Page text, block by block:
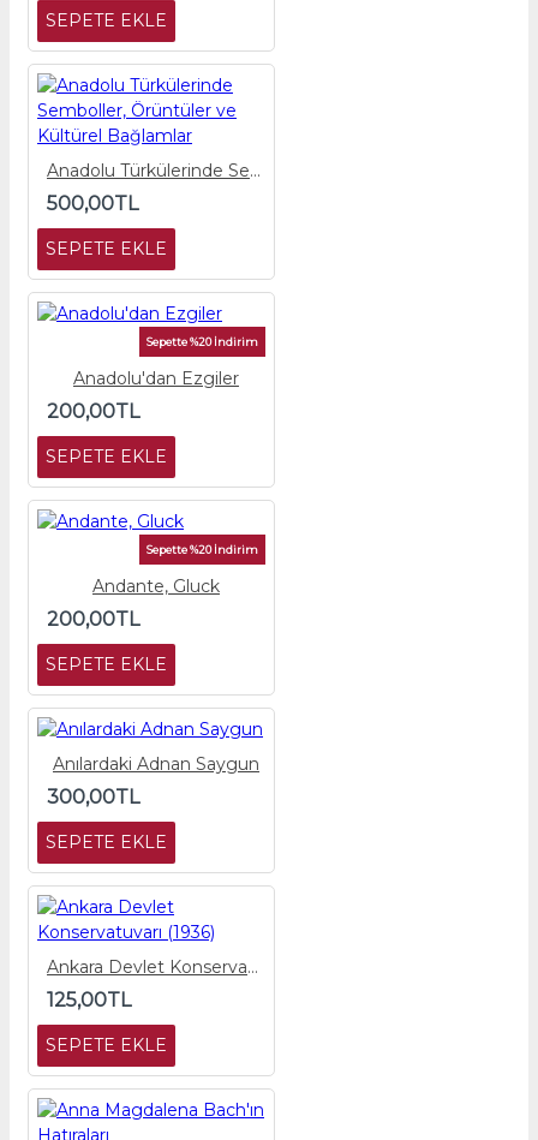
SEPETE EKLE
Anadolu Türkülerinde Semboller, Örüntüler ve Kültürel Bağlamlar
500,00TL
SEPETE EKLE
Sepette %20 İndirim
Anadolu'dan Ezgiler
200,00TL
SEPETE EKLE
Sepette %20 İndirim
Andante, Gluck
200,00TL
SEPETE EKLE
Anılardaki Adnan Saygun
300,00TL
SEPETE EKLE
Ankara Devlet Konservatuvarı (1936)
125,00TL
SEPETE EKLE